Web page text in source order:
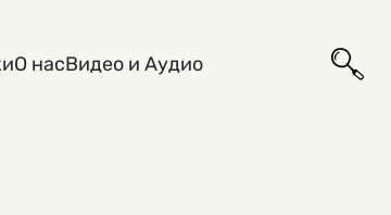
О насВидео и Аудио